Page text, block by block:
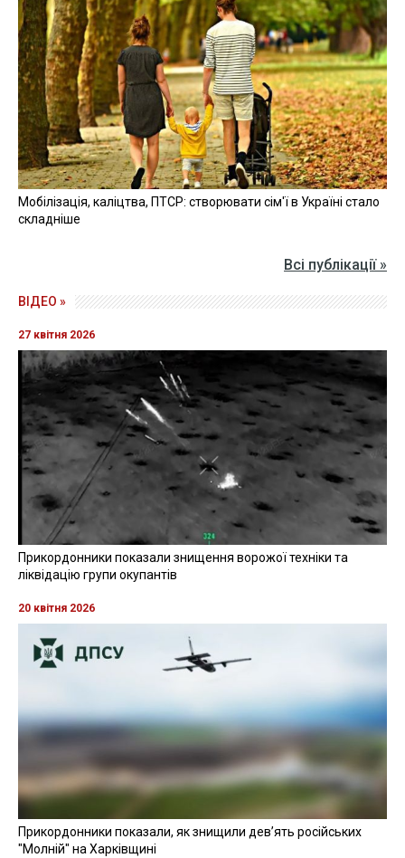
Мобілізація, каліцтва, ПТСР: створювати сім'ї в Україні стало
складніше
Всі публікації »
ВІДЕО »
27 квітня 2026
Прикордонники показали знищення ворожої техніки та
ліквідацію групи окупантів
20 квітня 2026
Прикордонники показали, як знищили девʼять російських
"Молній" на Харківщині